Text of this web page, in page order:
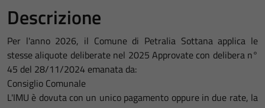
Descrizione
Per l'anno 2026, il Comune di Petralia Sottana applica le
stesse aliquote deliberate nel 2025 Approvate con delibera n°
45 del 28/11/2024 emanata da:
Consiglio Comunale
L'IMU è dovuta con un unico pagamento oppure in due rate, la